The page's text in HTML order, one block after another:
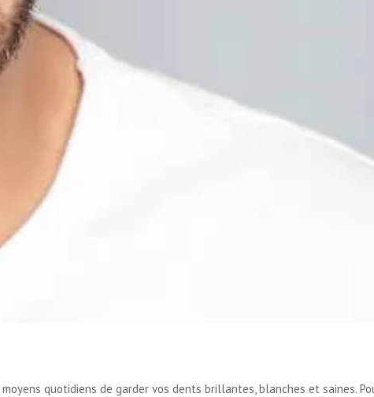
quotidiens de garder vos dents brillantes, blanches et saines.